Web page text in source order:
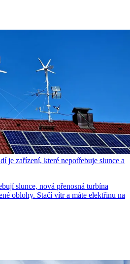
je zařízení, které nepotřebuje slunce a
slunce, nová přenosná turbína
oblohy. Stačí vítr a máte elektřinu na